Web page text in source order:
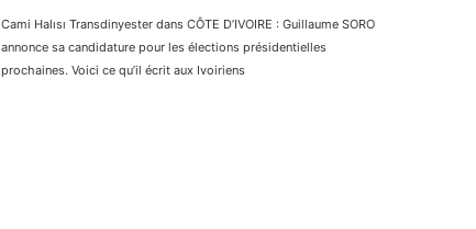
Cami Halısı Transdinyester dans CÔTE D’IVOIRE : Guillaume SORO
annonce sa candidature pour les élections présidentielles
prochaines. Voici ce qu’il écrit aux Ivoiriens